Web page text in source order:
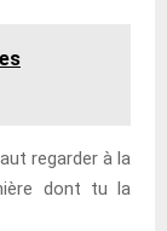
regarder à la
dont tu la